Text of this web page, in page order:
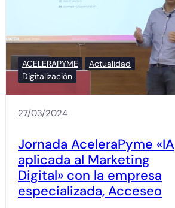
ACELERAPYME
Actualidad
Digitalización
27/03/2024
Jornada AceleraPyme «IA
aplicada al Marketing
Digital» con la empresa
especializada, Acceseo